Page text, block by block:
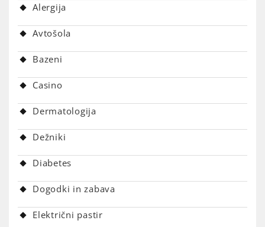
Alergija
Avtošola
Bazeni
Casino
Dermatologija
Dežniki
Diabetes
Dogodki in zabava
Električni pastir